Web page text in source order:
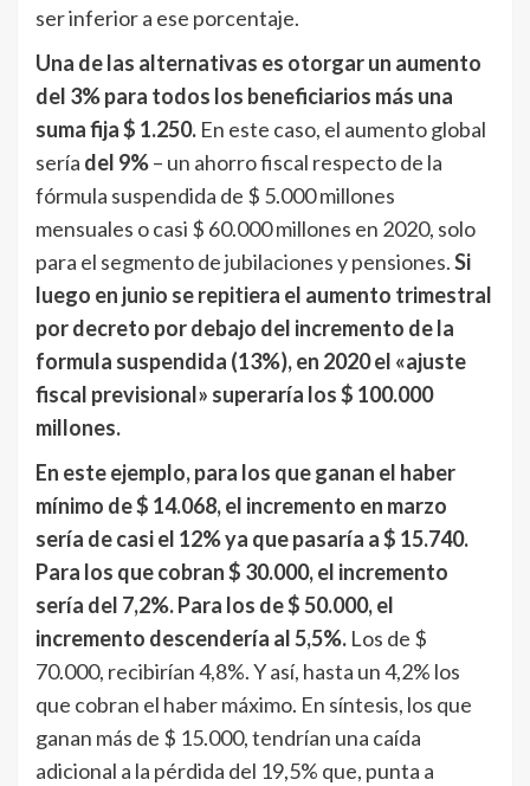
ser inferior a ese porcentaje.
Una de las alternativas es otorgar un aumento
del 3% para todos los beneficiarios más una
suma fija $ 1.250. En este caso, el aumento global
sería del 9%– un ahorro fiscal respecto de la
fórmula suspendida de $ 5.000 millones
mensuales o casi $ 60.000 millones en 2020, solo
para el segmento de jubilaciones y pensiones.Si
luego en junio se repitiera el aumento trimestral
por decreto por debajo del incremento de la
formula suspendida (13%), en 2020 el «ajuste
fiscal previsional» superaría los $ 100.000
millones.
En este ejemplo, para los que ganan el haber
mínimo de $ 14.068, el incremento en marzo
sería de casi el 12% ya que pasaría a $ 15.740.
Para los que cobran $ 30.000, el incremento
sería del 7,2%. Para los de $ 50.000, el
incremento descendería al 5,5%. Los de $
70.000, recibirían 4,8%. Y así, hasta un 4,2% los
que cobran el haber máximo. En síntesis, los que
ganan más de $ 15.000, tendrían una caída
adicional a la pérdida del 19,5% que, punta a